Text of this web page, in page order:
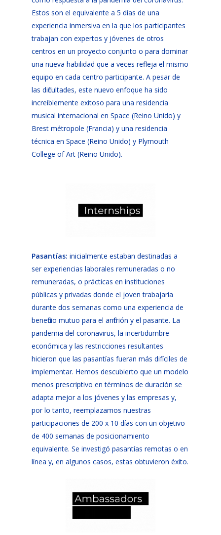
Estos son el equivalente a 5 días de una
experiencia inmersiva en la que los participantes
trabajan con expertos y jóvenes de otros
centros en un proyecto conjunto o para dominar
una nueva habilidad que a veces refleja el mismo
equipo en cada centro participante. A pesar de
las dificultades, este nuevo enfoque ha sido
increíblemente exitoso para una residencia
musical internacional en Space (Reino Unido) y
Brest métropole (Francia) y una residencia
técnica en Space (Reino Unido) y Plymouth
College of Art (Reino Unido).
Pasantías: inicialmente estaban destinadas a
ser experiencias laborales remuneradas o no
remuneradas, o prácticas en instituciones
públicas y privadas donde el joven trabajaría
durante dos semanas como una experiencia de
beneficio mutuo para el anfitrión y el pasante. La
pandemia del coronavirus, la incertidumbre
económica y las restricciones resultantes
hicieron que las pasantías fueran más difíciles de
implementar. Hemos descubierto que un modelo
menos prescriptivo en términos de duración se
adapta mejor a los jóvenes y las empresas y,
por lo tanto, reemplazamos nuestras
participaciones de 200 x 10 días con un objetivo
de 400 semanas de posicionamiento
equivalente. Se investigó pasantías remotas o en
línea y, en algunos casos, estas obtuvieron éxito.